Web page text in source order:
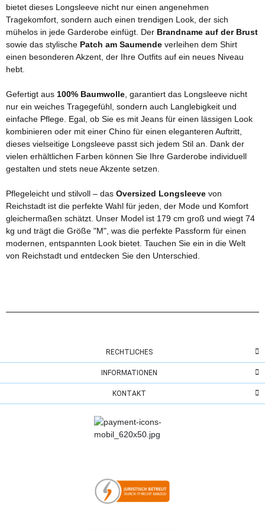
bietet dieses Longsleeve nicht nur einen angenehmen
Tragekomfort, sondern auch einen trendigen Look, der sich
mühelos in jede Garderobe einfügt. Der Brandname auf der Brust
sowie das stylische Patch am Saumende verleihen dem Shirt
einen besonderen Akzent, der Ihre Outfits auf ein neues Niveau
hebt.
Gefertigt aus 100% Baumwolle , garantiert das Longsleeve nicht
nur ein weiches Tragegefühl, sondern auch Langlebigkeit und
einfache Pflege. Egal, ob Sie es mit Jeans für einen lässigen Look
kombinieren oder mit einer Chino für einen eleganteren Auftritt,
dieses vielseitige Longsleeve passt sich jedem Stil an. Dank der
vielen erhältlichen Farben können Sie Ihre Garderobe individuell
gestalten und stets neue Akzente setzen.
Pflegeleicht und stilvoll – das Oversized Longsleeve von
Reichstadt ist die perfekte Wahl für jeden, der Mode und Komfort
gleichermaßen schätzt. Unser Model ist 179 cm groß und wiegt 74
kg und trägt die Größe "M", was die perfekte Passform für einen
modernen, entspannten Look bietet. Tauchen Sie ein in die Welt
von Reichstadt und entdecken Sie den Unterschied.
RECHTLICHES
INFORMATIONEN
KONTAKT